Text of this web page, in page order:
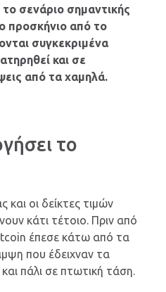
σενάριο σημαντικής
προσκήνιο από το
συγκεκριμένα
και σε
από τα χαμηλά.
το
οι δείκτες τιμών
κάτι τέτοιο. Πριν από
έπεσε κάτω από τα
που έδειχναν τα
πάλι σε πτωτική τάση.